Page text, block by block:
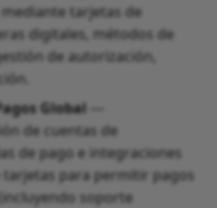
tarjetas de
digitales, métodos de
de autorización,
Global
de cuentas de
de pago e integraciones
para permitir pagos
soporte